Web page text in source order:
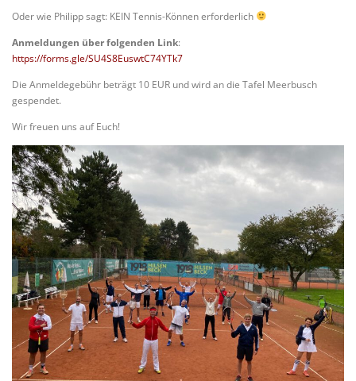
Oder wie Philipp sagt: KEIN Tennis-Können erforderlich
Anmeldungen über folgenden Link:
https://forms.gle/SU4S8EuswtC74YTk7
Die Anmeldegebühr beträgt 10 EUR und wird an die Tafel Meerbusch
gespendet.
Wir freuen uns auf Euch!